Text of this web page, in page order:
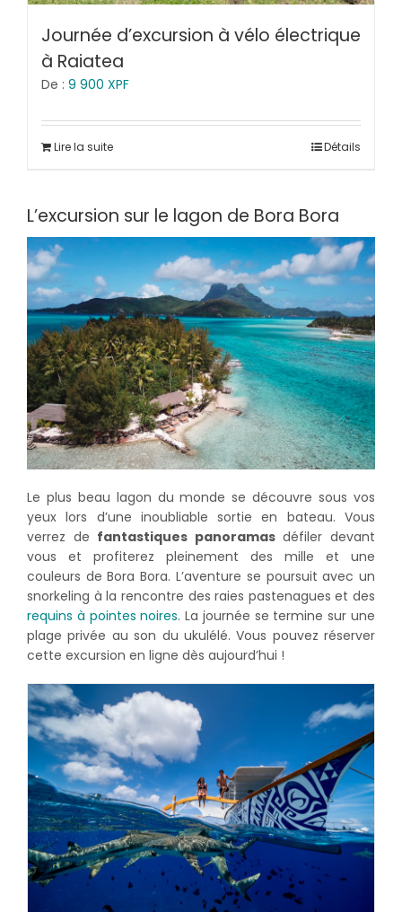
Journée d’excursion à vélo électrique
à Raiatea
De : 9 900 XPF
Lire la suite Détails
L’excursion sur le lagon de Bora Bora
Le plus beau lagon du monde se découvre sous vos
yeux lors d’une inoubliable sortie en bateau. Vous
verrez de fantastiques panoramasdéfiler devant
vous et profiterez pleinement des mille et une
couleurs de Bora Bora. L’aventure se poursuit avec un
snorkeling à la rencontre des raies pastenagues et des
requins à pointes noires. La journée se termine sur une
plage privée au son du ukulélé. Vous pouvez réserver
cette excursion en ligne dès aujourd’hui !